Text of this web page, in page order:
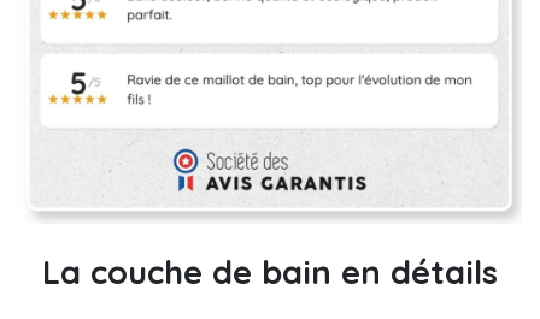
La couche de bain en détails